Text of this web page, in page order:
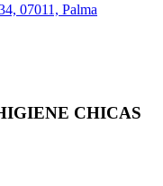
07011, Palma
CHICAS